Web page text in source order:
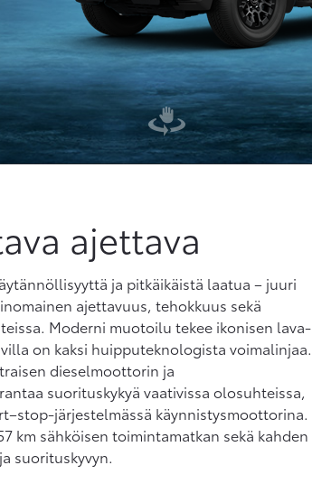
ajettava
ja pitkäikäistä laatua – juuri
ajettavuus, tehokkuus sekä
Moderni muotoilu tekee ikonisen lava-
on kaksi huipputeknologista voimalinjaa.
dieselmoottorin ja
suorituskykyä vaativissa olosuhteissa,
järjestelmässä käynnistysmoottorina.
km sähköisen toimintamatkan sekä kahden
suorituskyvyn.